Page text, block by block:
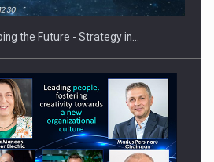
the Future - Strategy in…